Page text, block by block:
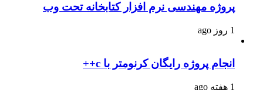
پروژه مهندسی نرم افزار کتابخانه تحت وب
1 روز ago
انجام پروژه رایگان کرنومتر با c++
1 هفته ago